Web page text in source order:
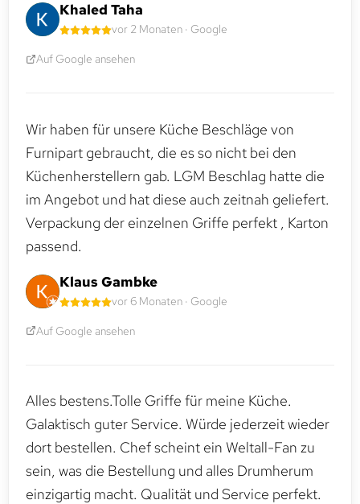
Khaled Taha
vor 2 Monaten · Google
Auf Google ansehen
Wir haben für unsere Küche Beschläge von
Furnipart gebraucht, die es so nicht bei den
Küchenherstellern gab. LGM Beschlag hatte die
im Angebot und hat diese auch zeitnah geliefert.
Verpackung der einzelnen Griffe perfekt , Karton
passend.
Klaus Gambke
vor 6 Monaten · Google
Auf Google ansehen
Alles bestens.Tolle Griffe für meine Küche.
Galaktisch guter Service. Würde jederzeit wieder
dort bestellen. Chef scheint ein Weltall-Fan zu
sein, was die Bestellung und alles Drumherum
einzigartig macht. Qualität und Service perfekt.